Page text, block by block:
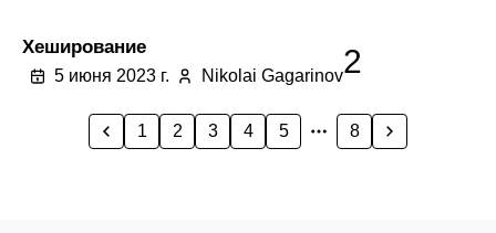
Хеширование
5 июня 2023 г. Nikolai Gagarinov2
1 2 3 4 5 8